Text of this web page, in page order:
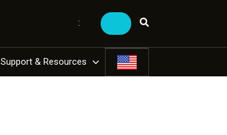
:
Support & Resources